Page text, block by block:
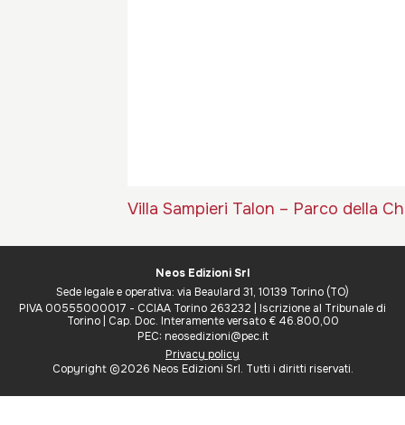
Villa Sampieri Talon – Parco della
Neos Edizioni Srl
Sede legale e operativa: via Beaulard 31, 10139 Torino (TO)
PIVA 00555000017 - CCIAA Torino 263232 | Iscrizione al Tribunale di
Torino | Cap. Doc. Interamente versato € 46.800,00
PEC: neosedizioni@pec.it
Privacy policy
Copyright ©2026 Neos Edizioni Srl. Tutti i diritti riservati.